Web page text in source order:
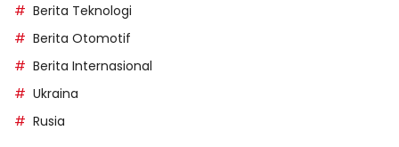
Berita Teknologi
Berita Otomotif
Berita Internasional
Ukraina
Rusia